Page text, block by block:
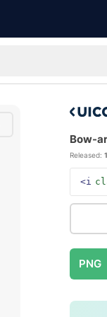
Bow-
Released:
<i
PNG